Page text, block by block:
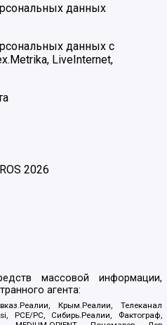
данных
данных с
LiveInternet,
2026
массовой информации,
агента:
Крым.Реалии, Телеканал
PCE/PC, Сибирь.Реалии, Фактограф,